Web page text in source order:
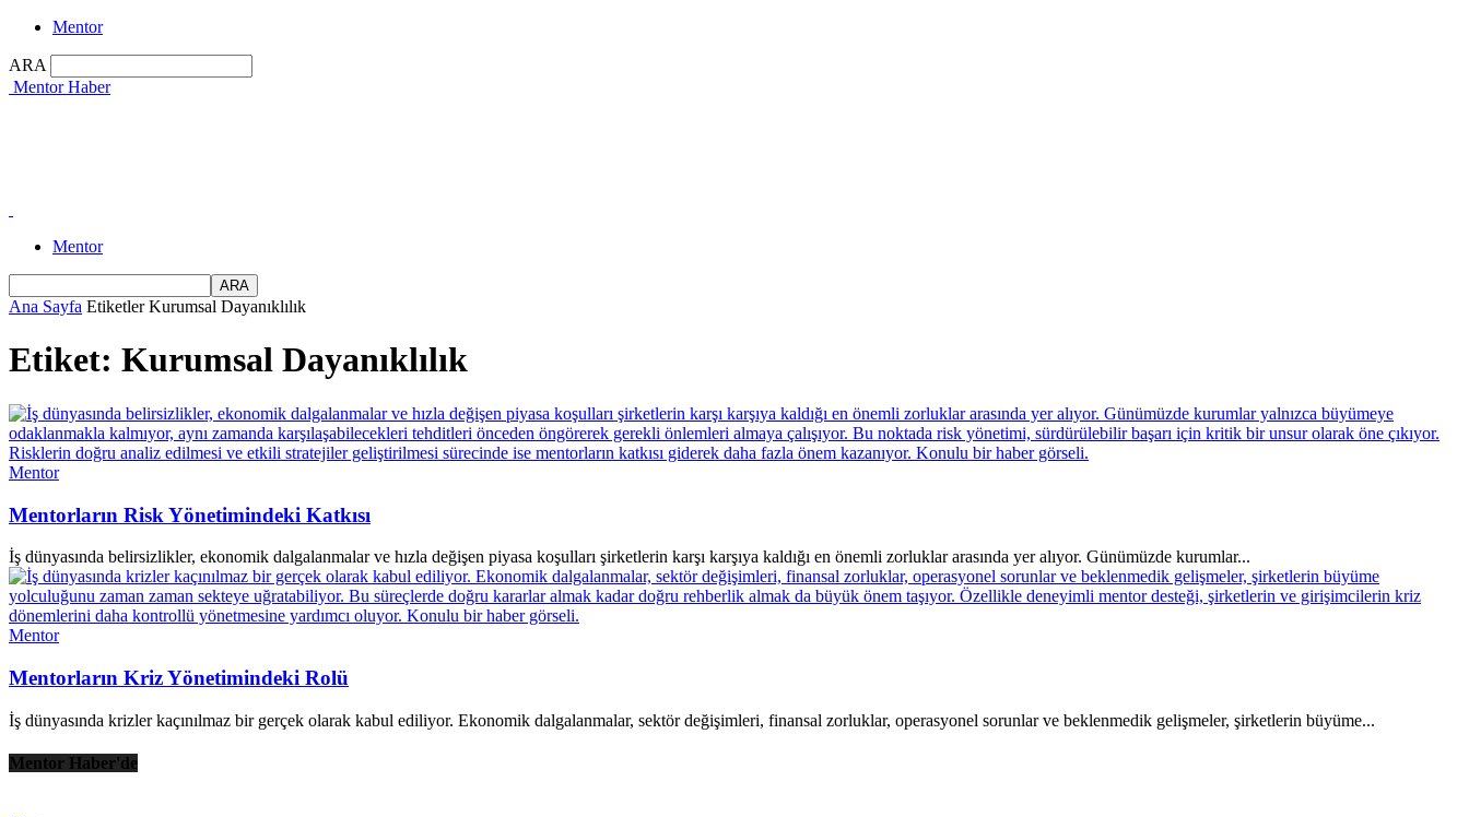
Mentor
ARA
Mentor Haber
Mentor
Ana Sayfa Etiketler Kurumsal Dayanıklılık
Etiket: Kurumsal Dayanıklılık
Mentor
Mentorların Risk Yönetimindeki Katkısı
İş dünyasında belirsizlikler, ekonomik dalgalanmalar ve hızla değişen piyasa koşulları şirketlerin karşı karşıya kaldığı en önemli zorluklar arasında yer alıyor. Günümüzde kurumlar...
Mentor
Mentorların Kriz Yönetimindeki Rolü
İş dünyasında krizler kaçınılmaz bir gerçek olarak kabul ediliyor. Ekonomik dalgalanmalar, sektör değişimleri, finansal zorluklar, operasyonel sorunlar ve beklenmedik gelişmeler, şirketlerin büyüme...
Mentor Haber'de